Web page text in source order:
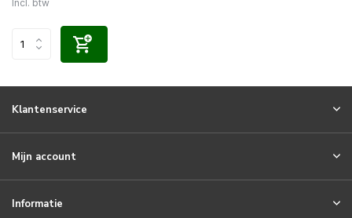
Incl. btw
Klantenservice
Mijn account
Informatie